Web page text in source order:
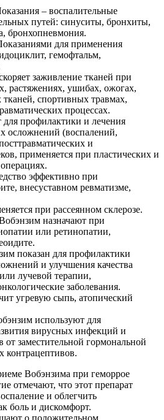
– воспалительные
путей: синуситы, бронхиты,
бронхопневмония.
для применения
гемофтальм,
заживление тканей при
растяжениях, ушибах, ожогах,
спортивных травмах,
процессах.
профилактики и лечения
осложнений (воспалений,
и
применяется при пластических и
эффективно при
внесуставном ревматизме,
при рассеянном склерозе.
назначают при
или ретинопатии,
показан для профилактики
и улучшения качества
лучевой терапии,
заболевания.
угревую сыпь, атопический
используют для
вирусных инфекций и
заместительной гормональной
контрацептивов.
Вобэнзима при геморрое
отмечают, что этот препарат
и облегчить
боль и дискомфорт.